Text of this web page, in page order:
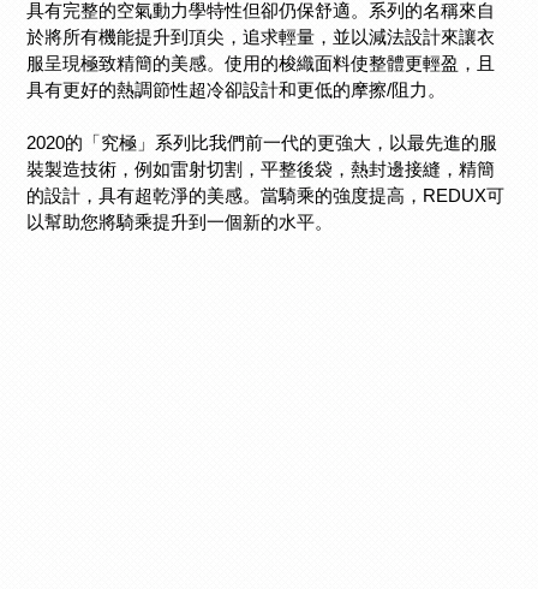
具有完整的空氣動力學特性但卻仍保舒適。 系列的名稱來自
於將所有機能提升到頂尖，追求輕量，並以減法設計來讓衣
服呈現極致精簡的美感。使用的梭織面料使整體更輕盈，且
具有更好的熱調節性超冷卻設計和更低的摩擦/阻力。
2020的「究極」系列比我們前一代的更強大，以最先進的服
裝製造技術，例如雷射切割，平整後袋，熱封邊接縫，精簡
的設計，具有超乾淨的美感。當騎乘的強度提高，REDUX可
以幫助您將騎乘提升到一個新的水平。